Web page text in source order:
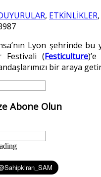
, ETKİNLİKLER,
Lyon şehrinde bu
Festivali (Festiculture
bir araya
Abone Olun